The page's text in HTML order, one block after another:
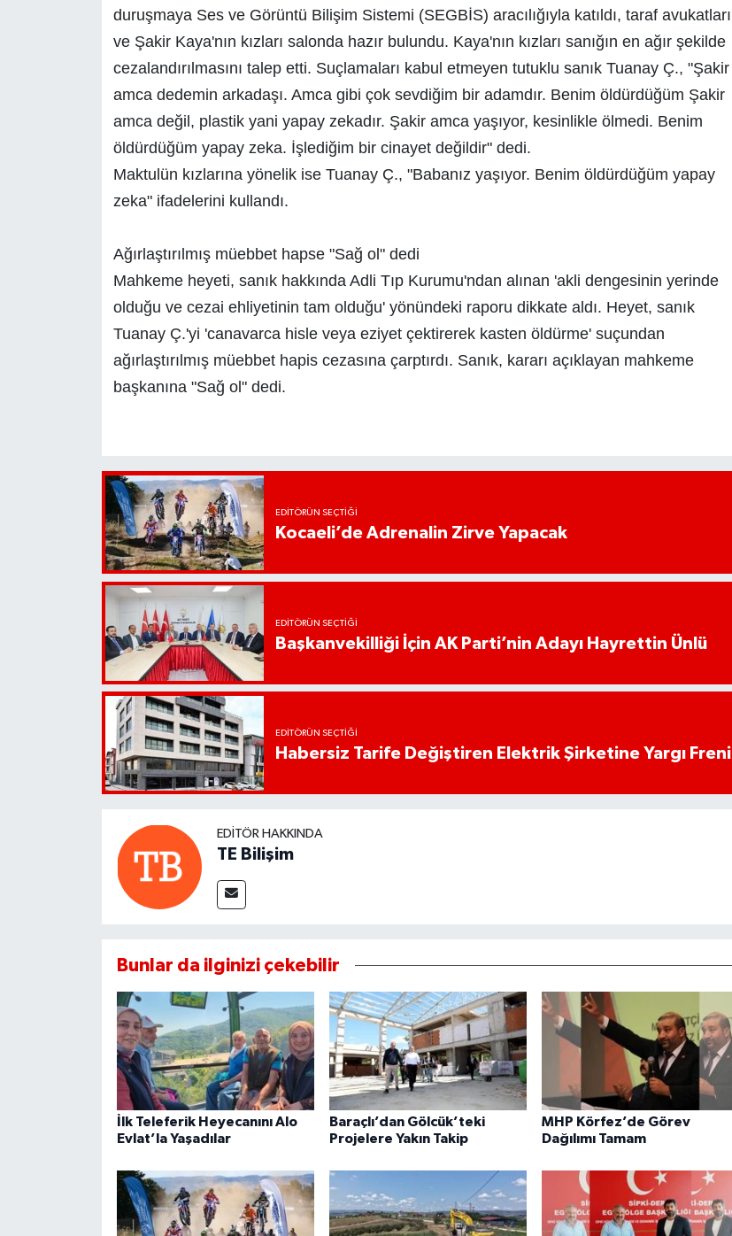
duruşmaya Ses ve Görüntü Bilişim Sistemi (SEGBİS) aracılığıyla katıldı, taraf avukatları
ve Şakir Kaya'nın kızları salonda hazır bulundu. Kaya'nın kızları sanığın en ağır şekilde
cezalandırılmasını talep etti. Suçlamaları kabul etmeyen tutuklu sanık Tuanay Ç., "Şakir
amca dedemin arkadaşı. Amca gibi çok sevdiğim bir adamdır. Benim öldürdüğüm Şakir
amca değil, plastik yani yapay zekadır. Şakir amca yaşıyor, kesinlikle ölmedi. Benim
öldürdüğüm yapay zeka. İşlediğim bir cinayet değildir" dedi.
Maktulün kızlarına yönelik ise Tuanay Ç., "Babanız yaşıyor. Benim öldürdüğüm yapay
zeka" ifadelerini kullandı.
Ağırlaştırılmış müebbet hapse "Sağ ol" dedi
Mahkeme heyeti, sanık hakkında Adli Tıp Kurumu'ndan alınan 'akli dengesinin yerinde
olduğu ve cezai ehliyetinin tam olduğu' yönündeki raporu dikkate aldı. Heyet, sanık
Tuanay Ç.'yi 'canavarca hisle veya eziyet çektirerek kasten öldürme' suçundan
ağırlaştırılmış müebbet hapis cezasına çarptırdı. Sanık, kararı açıklayan mahkeme
başkanına "Sağ ol" dedi.
EDITÖRÜN SEÇTIĞI
Kocaeli’de Adrenalin Zirve Yapacak
EDITÖRÜN SEÇTIĞI
Başkanvekilliği İçin AK Parti’nin Adayı Hayrettin Ünlü
EDITÖRÜN SEÇTIĞI
Habersiz Tarife Değiştiren Elektrik Şirketine Yargı Freni
EDITÖR HAKKINDA
TE Bilişim
Bunlar da ilginizi çekebilir
İlk Teleferik Heyecanını Alo
Evlat’la Yaşadılar
Baraçlı’dan Gölcük’teki
Projelere Yakın Takip
MHP Körfez’de Görev
Dağılımı Tamam